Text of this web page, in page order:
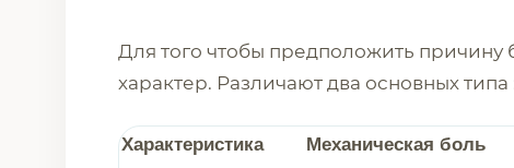
Для того чтобы предположить
характер. Различают два основных типа
Характеристика Механическая боль